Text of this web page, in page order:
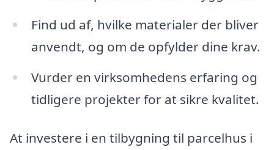
Find ud af, hvilke materialer der bliver
anvendt, og om de opfylder dine krav.
Vurder en virksomhedens erfaring og
tidligere projekter for at sikre kvalitet.
At investere i en tilbygning til parcelhus i